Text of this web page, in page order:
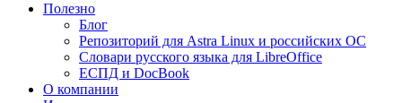
Полезно
Блог
Репозиторий для Astra Linux и российских ОС
Словари русского языка для LibreOffice
ЕСПД и DocBook
О компании